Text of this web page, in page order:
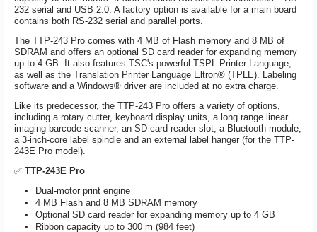
232 serial and USB 2.0. A factory option is available for a main board
contains both RS-232 serial and parallel ports.
The TTP-243 Pro comes with 4 MB of Flash memory and 8 MB of
SDRAM and offers an optional SD card reader for expanding memory
up to 4 GB. It also features TSC's powerful TSPL Printer Language,
as well as the Translation Printer Language Eltron® (TPLE). Labeling
software and a Windows® driver are included at no extra charge.
Like its predecessor, the TTP-243 Pro offers a variety of options,
including a rotary cutter, keyboard display units, a long range linear
imaging barcode scanner, an SD card reader slot, a Bluetooth module,
a 3-inch-core label spindle and an external label hanger (for the TTP-
243E Pro model).
✅ TTP-243E Pro
Dual-motor print engine
4 MB Flash and 8 MB SDRAM memory
Optional SD card reader for expanding memory up to 4 GB
Ribbon capacity up to 300 m (984 feet)